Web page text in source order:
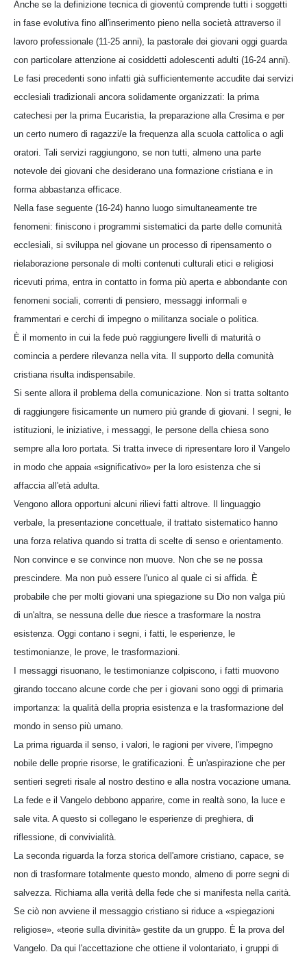
Anche se la definizione tecnica di gioventù comprende tutti i soggetti
in fase evolutiva fino all'inserimento pieno nella società attraverso il
lavoro professionale (11-25 anni), la pastorale dei giovani oggi guarda
con particolare attenzione ai cosiddetti adolescenti adulti (16-24 anni).
Le fasi precedenti sono infatti già sufficientemente accudite dai servizi
ecclesiali tradizionali ancora solidamente organizzati: la prima
catechesi per la prima Eucaristia, la preparazione alla Cresima e per
un certo numero di ragazzi/e la frequenza alla scuola cattolica o agli
oratori. Tali servizi raggiungono, se non tutti, almeno una parte
notevole dei giovani che desiderano una formazione cristiana e in
forma abbastanza efficace.
Nella fase seguente (16-24) hanno luogo simultaneamente tre
fenomeni: finiscono i programmi sistematici da parte delle comunità
ecclesiali, si sviluppa nel giovane un processo di ripensamento o
rielaborazione personale di molti contenuti culturali etici e religiosi
ricevuti prima, entra in contatto in forma più aperta e abbondante con
fenomeni sociali, correnti di pensiero, messaggi informali e
frammentari e cerchi di impegno o militanza sociale o politica.
È il momento in cui la fede può raggiungere livelli di maturità o
comincia a perdere rilevanza nella vita. Il supporto della comunità
cristiana risulta indispensabile.
Si sente allora il problema della comunicazione. Non si tratta soltanto
di raggiungere fisicamente un numero più grande di giovani. I segni, le
istituzioni, le iniziative, i messaggi, le persone della chiesa sono
sempre alla loro portata. Si tratta invece di ripresentare loro il Vangelo
in modo che appaia «significativo» per la loro esistenza che si
affaccia all'età adulta.
Vengono allora opportuni alcuni rilievi fatti altrove. Il linguaggio
verbale, la presentazione concettuale, il trattato sistematico hanno
una forza relativa quando si tratta di scelte di senso e orientamento.
Non convince e se convince non muove. Non che se ne possa
prescindere. Ma non può essere l'unico al quale ci si affida. È
probabile che per molti giovani una spiegazione su Dio non valga più
di un'altra, se nessuna delle due riesce a trasformare la nostra
esistenza. Oggi contano i segni, i fatti, le esperienze, le
testimonianze, le prove, le trasformazioni.
I messaggi risuonano, le testimonianze colpiscono, i fatti muovono
girando toccano alcune corde che per i giovani sono oggi di primaria
importanza: la qualità della propria esistenza e la trasformazione del
mondo in senso più umano.
La prima riguarda il senso, i valori, le ragioni per vivere, l'impegno
nobile delle proprie risorse, le gratificazioni. È un'aspirazione che per
sentieri segreti risale al nostro destino e alla nostra vocazione umana.
La fede e il Vangelo debbono apparire, come in realtà sono, la luce e
sale vita. A questo si collegano le esperienze di preghiera, di
riflessione, di convivialità.
La seconda riguarda la forza storica dell'amore cristiano, capace, se
non di trasformare totalmente questo mondo, almeno di porre segni di
salvezza. Richiama alla verità della fede che si manifesta nella carità.
Se ciò non avviene il messaggio cristiano si riduce a «spiegazioni
religiose», «teorie sulla divinità» gestite da un gruppo. È la prova del
Vangelo. Da qui l'accettazione che ottiene il volontariato, i gruppi di